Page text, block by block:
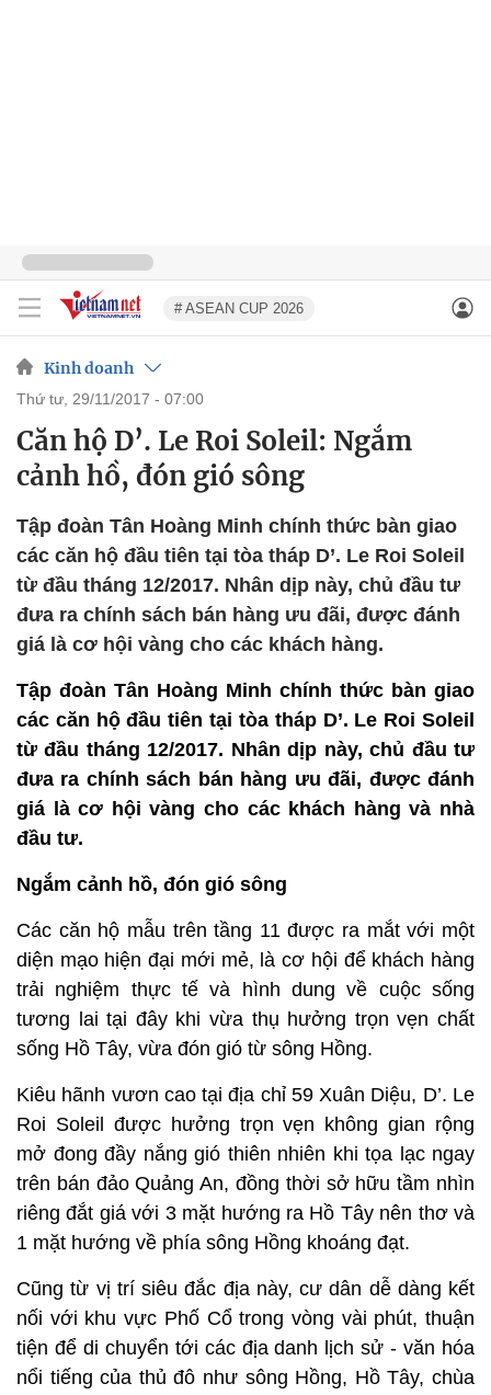
# ASEAN CUP 2026
Kinh doanh
thứ tư, 29/11/2017 - 07:00
Căn hộ D’. Le Roi Soleil: Ngắm
cảnh hồ, đón gió sông
Tập đoàn Tân Hoàng Minh chính thức bàn giao
các căn hộ đầu tiên tại tòa tháp D’. Le Roi Soleil
từ đầu tháng 12/2017. Nhân dịp này, chủ đầu tư
đưa ra chính sách bán hàng ưu đãi, được đánh
giá là cơ hội vàng cho các khách hàng.
Tập đoàn Tân Hoàng Minh chính thức bàn giao
các căn hộ đầu tiên tại tòa tháp D’. Le Roi Soleil
từ đầu tháng 12/2017. Nhân dịp này, chủ đầu tư
đưa ra chính sách bán hàng ưu đãi, được đánh
giá là cơ hội vàng cho các khách hàng và nhà
đầu tư.
Ngắm cảnh hồ, đón gió sông
Các căn hộ mẫu trên tầng 11 được ra mắt với một
diện mạo hiện đại mới mẻ, là cơ hội để khách hàng
trải nghiệm thực tế và hình dung về cuộc sống
tương lai tại đây khi vừa thụ hưởng trọn vẹn chất
sống Hồ Tây, vừa đón gió từ sông Hồng.
Kiêu hãnh vươn cao tại địa chỉ 59 Xuân Diệu, D’. Le
Roi Soleil được hưởng trọn vẹn không gian rộng
mở đong đầy nắng gió thiên nhiên khi tọa lạc ngay
trên bán đảo Quảng An, đồng thời sở hữu tầm nhìn
riêng đắt giá với 3 mặt hướng ra Hồ Tây nên thơ và
1 mặt hướng về phía sông Hồng khoáng đạt.
Cũng từ vị trí siêu đắc địa này, cư dân dễ dàng kết
nối với khu vực Phố Cổ trong vòng vài phút, thuận
tiện để di chuyển tới các địa danh lịch sử - văn hóa
nổi tiếng của thủ đô như sông Hồng, Hồ Tây, chùa